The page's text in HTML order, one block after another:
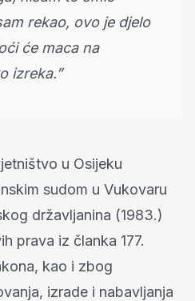
rekao, ovo je djelo
će maca na
izreka.”
u Osijeku
sudom u Vukovaru
državljanina (1983.)
prava iz članka 177.
kao i zbog
izrade i nabavljanja